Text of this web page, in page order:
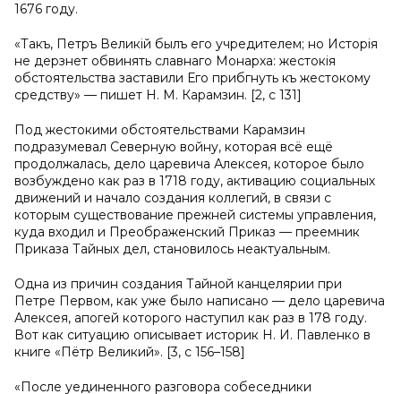
1676 году.
«Такъ, Петръ Великій былъ его учредителем; но Исторія
не дерзнет обвинять славнаго Монарха: жестокія
обстоятельства заставили Его прибѣгнуть къ жестокому
средству» — пишет Н. М. Карамзин. [2, с 131]
Под жестокими обстоятельствами Карамзин
подразумевал Северную войну, которая всё ещё
продолжалась, дело царевича Алексея, которое было
возбуждено как раз в 1718 году, активацию социальных
движений и начало создания коллегий, в связи с
которым существование прежней системы управления,
куда входил и Преображенский Приказ — преемник
Приказа Тайных дел, становилось неактуальным.
Одна из причин создания Тайной канцелярии при
Петре Первом, как уже было написано — дело царевича
Алексея, апогей которого наступил как раз в 178 году.
Вот как ситуацию описывает историк Н. И. Павленко в
книге «Пётр Великий». [3, с 156–158]
«После уединенного разговора собеседники